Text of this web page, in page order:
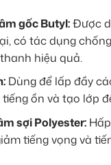
gốc Butyl:Được
có tác dụng
hiệu quả.
Dùng để lấp đầy
ồn và tạo lớp
sợi Polyester:
tiếng vọng và